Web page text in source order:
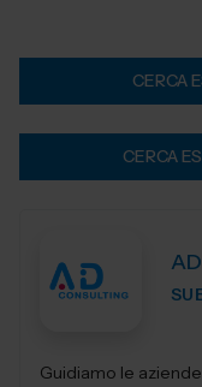
CERCA
CERCA
Guidiamo le